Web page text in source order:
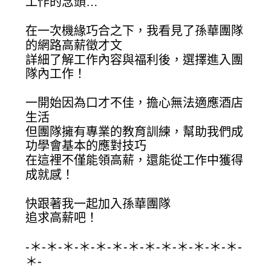
在一次機緣巧合之下，我看見了孫華團隊
的網路高薪徵才文
詳細了解工作內容與福利後，選擇進入團
隊內工作！
一開始因為口才不佳，擔心無法適應酒店
生活
但團隊擁有專業的教育訓練，幫助我們成
功學會基本的應對技巧
在這裡不僅能領高薪，還能從工作中獲得
成就感！
快跟著我一起加入孫華團隊
追求高薪吧！
-＊-＊-＊-＊-＊-＊-＊-＊-＊-＊-＊-＊-＊-
＊-